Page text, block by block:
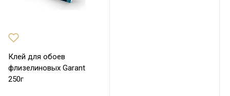
Клей для обоев
флизелиновых Garant
250г